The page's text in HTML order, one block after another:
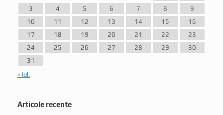
3
4 5 6 7 8
9
10
11 12 13 14 15
16
17
18 19 20 21 22
23
24
25 26 27 28 29
30
31
« iul.
Articole recente